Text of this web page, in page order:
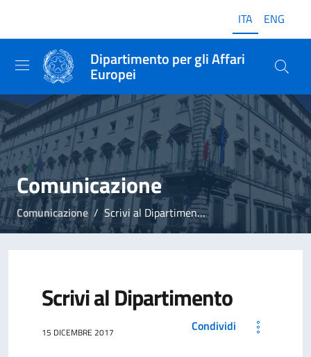
ITA ENG
Dipartimento per gli Affari
Europei
Comunicazione
Comunicazione Scrivi al Dipartimento
Scrivi al Dipartimento
15 DICEMBRE 2017 Condividi